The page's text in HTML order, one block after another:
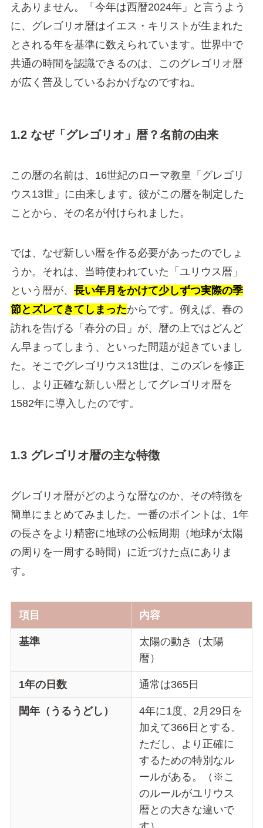
えありません。「今年は西暦2024年」と言うよう
に、グレゴリオ暦はイエス・キリストが生まれた
とされる年を基準に数えられています。世界中で
共通の時間を認識できるのは、このグレゴリオ暦
が広く普及しているおかげなのですね。
1.2 なぜ「グレゴリオ」暦？名前の由来
この暦の名前は、16世紀のローマ教皇「グレゴリ
ウス13世」に由来します。彼がこの暦を制定した
ことから、その名が付けられました。
では、なぜ新しい暦を作る必要があったのでしょ
うか。それは、当時使われていた「ユリウス暦」
という暦が、 長い年月をかけて少しずつ実際の季
節とズレてきてしまったからです。例えば、春の
訪れを告げる「春分の日」が、暦の上ではどんど
ん早まってしまう、といった問題が起きていまし
た。そこでグレゴリウス13世は、このズレを修正
し、より正確な新しい暦としてグレゴリオ暦を
1582年に導入したのです。
1.3 グレゴリオ暦の主な特徴
グレゴリオ暦がどのような暦なのか、その特徴を
簡単にまとめてみました。一番のポイントは、1年
の長さをより精密に地球の公転周期（地球が太陽
の周りを一周する時間）に近づけた点にありま
す。
項目 内容
基準
太陽の動き（太陽
暦）
1年の日数 通常は365日
閏年（うるうどし）
4年に1度、2月29日を
加えて366日とする。
ただし、より正確に
するための特別なル
ールがある。（※こ
のルールがユリウス
暦との大きな違いで